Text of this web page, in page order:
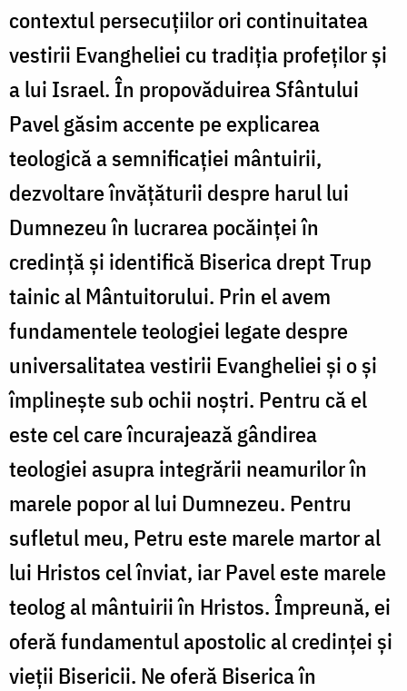
contextul persecuțiilor ori continuitatea
vestirii Evangheliei cu tradiția profeților și
a lui Israel. În propovăduirea Sfântului
Pavel găsim accente pe explicarea
teologică a semnificației mântuirii,
dezvoltare învățăturii despre harul lui
Dumnezeu în lucrarea pocăinței în
credință și identifică Biserica drept Trup
tainic al Mântuitorului. Prin el avem
fundamentele teologiei legate despre
universalitatea vestirii Evangheliei și o și
împlinește sub ochii noștri. Pentru că el
este cel care încurajează gândirea
teologiei asupra integrării neamurilor în
marele popor al lui Dumnezeu. Pentru
sufletul meu, Petru este marele martor al
lui Hristos cel înviat, iar Pavel este marele
teolog al mântuirii în Hristos. Împreună, ei
oferă fundamentul apostolic al credinței și
vieții Bisericii. Ne oferă Biserica în